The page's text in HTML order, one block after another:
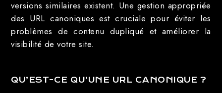
versions similaires existent. Une gestion appropriée
des URL canoniques est cruciale pour éviter les
problèmes de contenu dupliqué et améliorer la
visibilité de votre site.
QU’EST-CE QU’UNE URL CANONIQUE ?